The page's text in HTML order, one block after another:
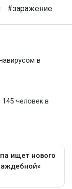
#заражение
в
человек в